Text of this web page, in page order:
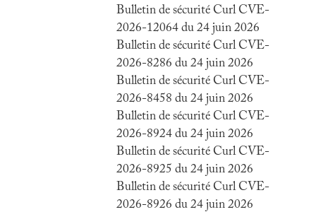
Bulletin de sécurité Curl CVE-
2026-12064 du 24 juin 2026
Bulletin de sécurité Curl CVE-
2026-8286 du 24 juin 2026
Bulletin de sécurité Curl CVE-
2026-8458 du 24 juin 2026
Bulletin de sécurité Curl CVE-
2026-8924 du 24 juin 2026
Bulletin de sécurité Curl CVE-
2026-8925 du 24 juin 2026
Bulletin de sécurité Curl CVE-
2026-8926 du 24 juin 2026